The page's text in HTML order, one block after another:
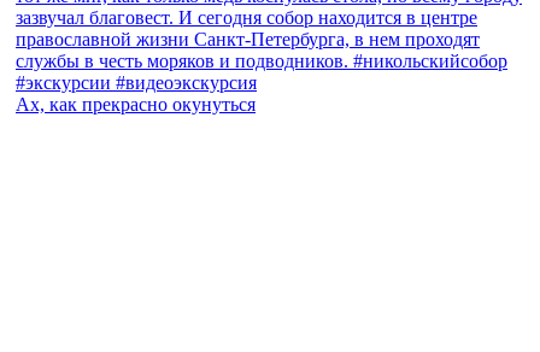
Ах, как прекрасно окунуться